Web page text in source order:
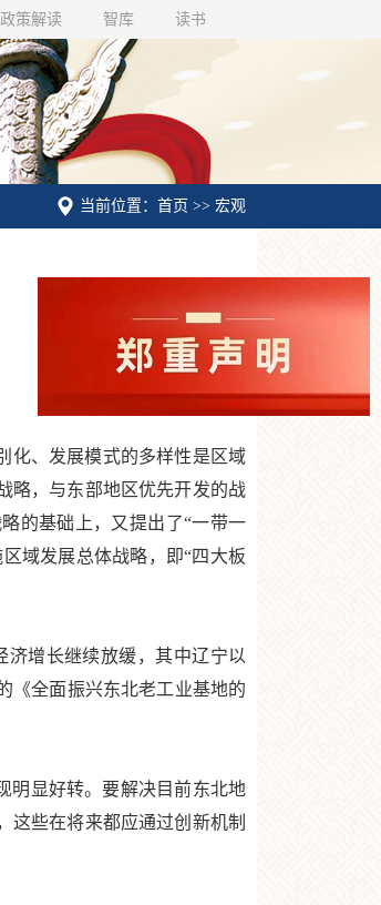
政策解读 智库 读书
当前位置：首页 >> 宏观
、发展模式的多样性是区域
略，与东部地区优先开发的战
的基础上，又提出了“一带一
域发展总体战略，即“四大板
增长继续放缓，其中辽宁以
《全面振兴东北老工业基地的
明显好转。要解决目前东北地
这些在将来都应通过创新机制